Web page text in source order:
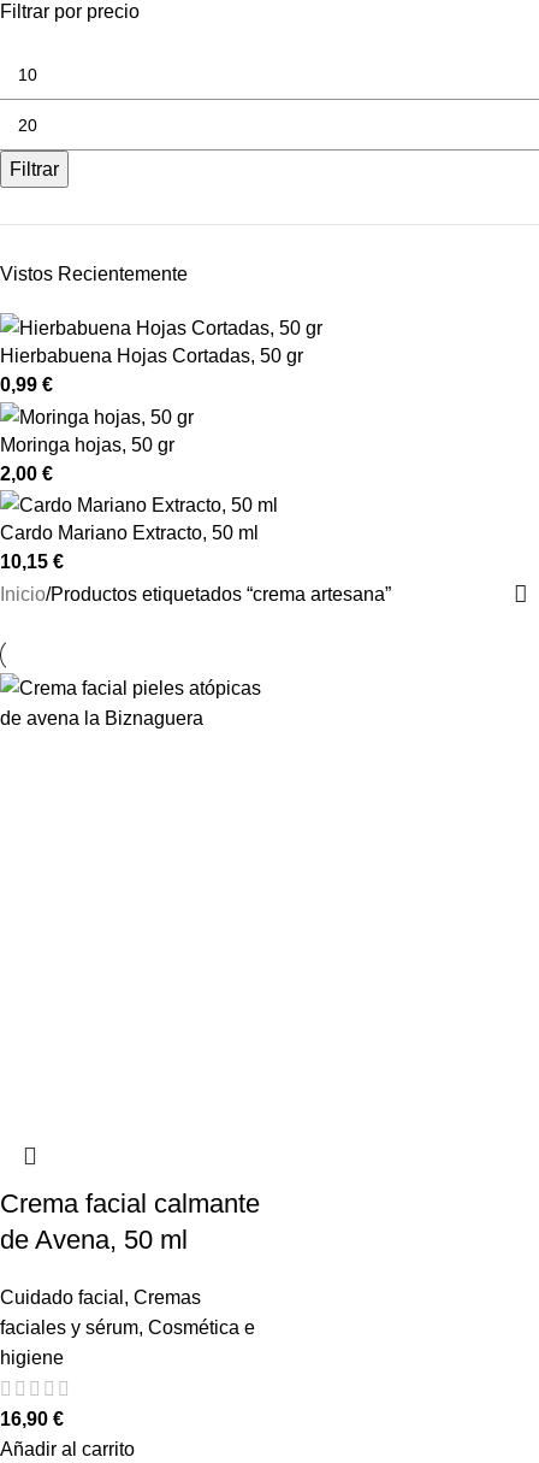
Filtrar por precio
Filtrar
Vistos Recientemente
Hierbabuena Hojas Cortadas, 50 gr
0,99 €
Moringa hojas, 50 gr
2,00 €
Cardo Mariano Extracto, 50 ml
10,15 €
Inicio Productos etiquetados “crema artesana”
Crema facial calmante
de Avena, 50 ml
Cuidado facial , Cremas
faciales y sérum, Cosmética e
higiene
16,90 €
Añadir al carrito